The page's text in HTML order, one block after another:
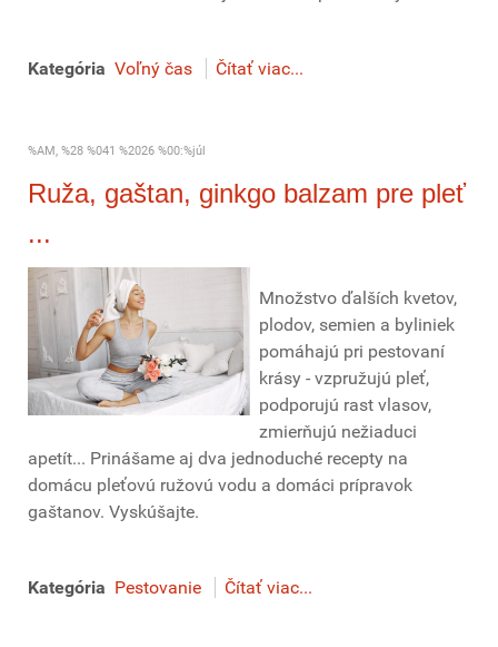
Kategória Voľný čas Čítať viac...
%AM, %28 %041 %2026 %00:%júl
Ruža, gaštan, ginkgo balzam pre pleť
...
Množstvo ďalších kvetov,
plodov, semien a byliniek
pomáhajú pri pestovaní
krásy - vzpružujú pleť,
podporujú rast vlasov,
zmierňujú nežiaduci
apetít... Prinášame aj dva jednoduché recepty na
domácu pleťovú ružovú vodu a domáci prípravok
gaštanov. Vyskúšajte.
Kategória Pestovanie Čítať viac...